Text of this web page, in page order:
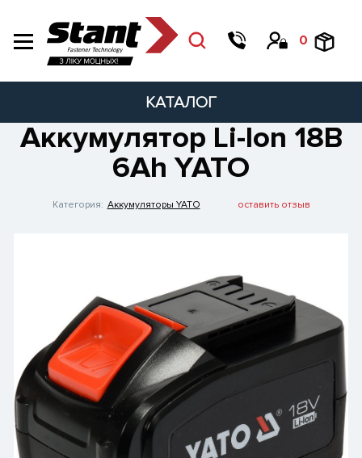
0
КАТАЛОГ
Аккумулятор Li-lon 18В
6Ah YATO
Категория: Аккумуляторы YATO оставить отзыв